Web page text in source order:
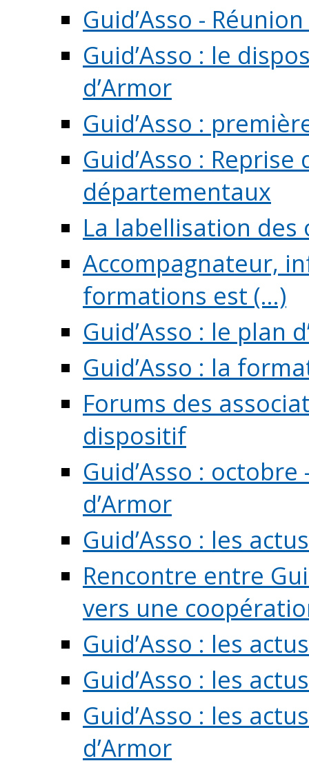
Guid’Asso -
Guid’Asso : le
d’Armor
Guid’Asso :
Guid’Asso :
départementaux
La labellisation
Accompagnateur,
formations est (...)
Guid’Asso : le plan
Guid’Asso : la
Forums des
dispositif
Guid’Asso :
d’Armor
Guid’Asso : les
Rencontre entre
vers une
Guid’Asso : les
Guid’Asso : les
Guid’Asso : les
d’Armor